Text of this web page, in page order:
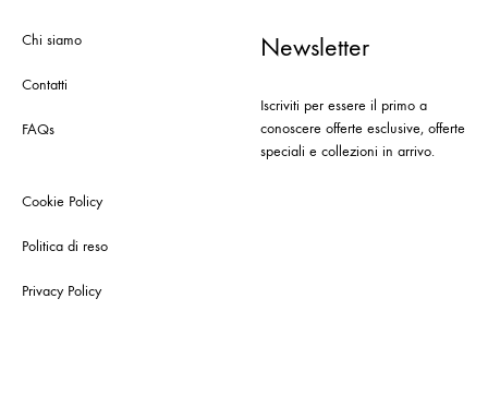
Chi siamo
Contatti
FAQs
Cookie Policy
Politica di reso
Privacy Policy
Newsletter
Iscriviti per essere il primo a
conoscere offerte esclusive, offerte
speciali e collezioni in arrivo.